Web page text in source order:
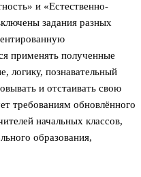
и «Естественно-
задания разных
применять полученные
логику, познавательный
и отстаивать свою
требованиям обновлённого
начальных классов,
образования,